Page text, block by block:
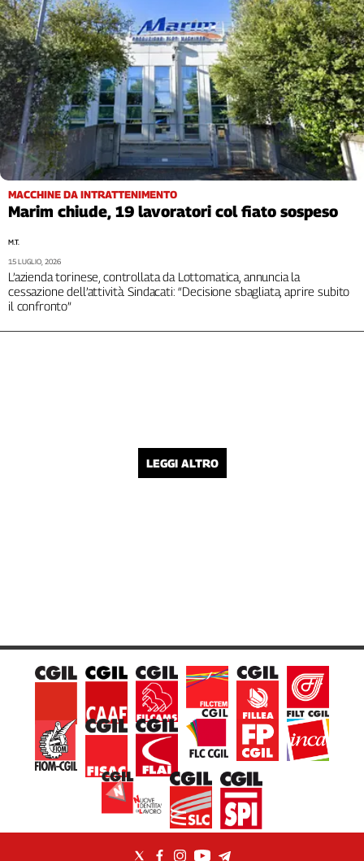
MACCHINE DA INTRATTENIMENTO
Marim chiude, 19 lavoratori col fiato sospeso
L’azienda torinese, controllata da Lottomatica, annuncia la
cessazione dell’attività. Sindacati: “Decisione sbagliata, aprire subito
il confronto”
M.T.
15 LUGLIO, 2026
LEGGI ALTRO